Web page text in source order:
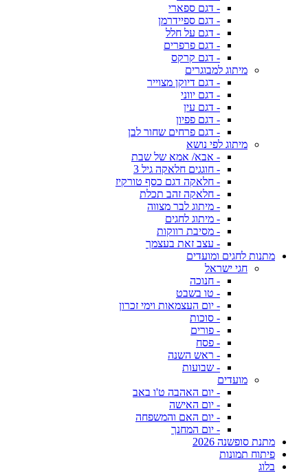
- דגם ספארי
- דגם ספיידרמן
- דגם על חלל
- דגם פרפרים
- דגם קרקס
מיתוג למבוגרים
- דגם דיוקן מצוייר
- דגם יווני
- דגם עין
- דגם פפיון
- דגם פרחים שחור לבן
מיתוג לפי נושא
- אבא/ אמא של שבת
- חוגגים חלאקה גיל 3
- חלאקה דגם כסף טורקיז
- חלאקה זהב תכלת
- מיתוג לבר מצווה
- מיתוג לחגים
- מסיבת רווקות
- עצב זאת בעצמך
מתנות לחגים ומועדים
חגי ישראל
- חנוכה
- טו בשבט
- יום העצמאות וימי זכרון
- סוכות
- פורים
- פסח
- ראש השנה
- שבועות
מועדים
- יום האהבה ט'ו באב
- יום האישה
- יום האם והמשפחה
- יום המחנך
מתנת סופשנה 2026
פיתוח תמונות
בלוג